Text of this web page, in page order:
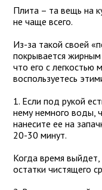
Плита – та вещь на
не чаще всего.
Из-за такой своей
покрывается
что его с легкостью
воспользуетесь
1. Если под рукой
нему немного воды,
нанесите ее на
20-30 минут.
Когда время выйдет,
остатки чистящего